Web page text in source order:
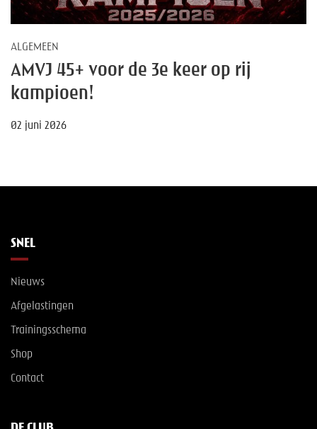
ALGEMEEN
AMVJ 45+ voor de 3e keer op rij
kampioen!
02 juni 2026
SNEL
Nieuws
Afgelastingen
Trainingsschema
Shop
Contact